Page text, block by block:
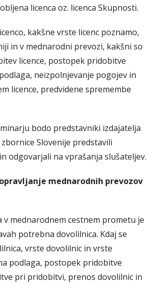
licenca oz. licenca Skupnosti.
kakšne vrste licenc poznamo,
in v mednarodni prevozi, kakšni so
licence, postopek pridobitve
neizpolnjevanje pogojev in
licence, predvidene spremembe
bodo predstavniki izdajatelja
Slovenije predstavili
odgovarjali na vprašanja slušateljev.
mednarodnih prevozov
v mednarodnem cestnem prometu je
potrebna dovolilnica. Kdaj se
vrste dovolilnic in vrste
podlaga, postopek pridobitve
pri pridobitvi, prenos dovolilnic in